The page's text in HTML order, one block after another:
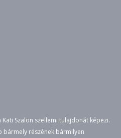
Szalon szellemi tulajdonát képezi.
bármely részének bármilyen